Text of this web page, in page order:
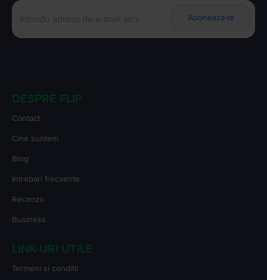
Aboneaza-te
DESPRE FLIP
Contact
Cine suntem
Blog
Intrebari frecvente
Recenzii
Business
LINK-URI UTILE
Termeni si conditii